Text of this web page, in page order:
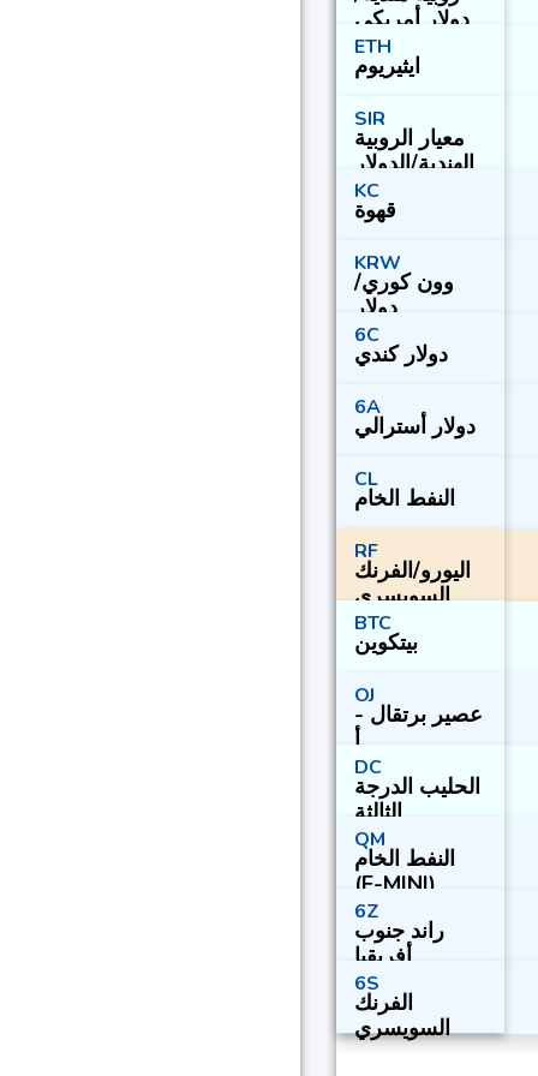
دولار أمريكي
ETH
ايثيريوم
SIR
معيار الروبية
الهندية/الدولار
الأمريكي
KC
قهوة
KRW
وون كوري/
دولار
6C
دولار كندي
6A
دولار أسترالي
CL
النفط الخام
RF
اليورو/الفرنك
السويسري
BTC
بيتكوين
OJ
عصير برتقال -
أ
DC
الحليب الدرجة
الثالثة
QM
النفط الخام
(E-MINI)
6Z
راند جنوب
أفريقيا
6S
الفرنك
السويسري